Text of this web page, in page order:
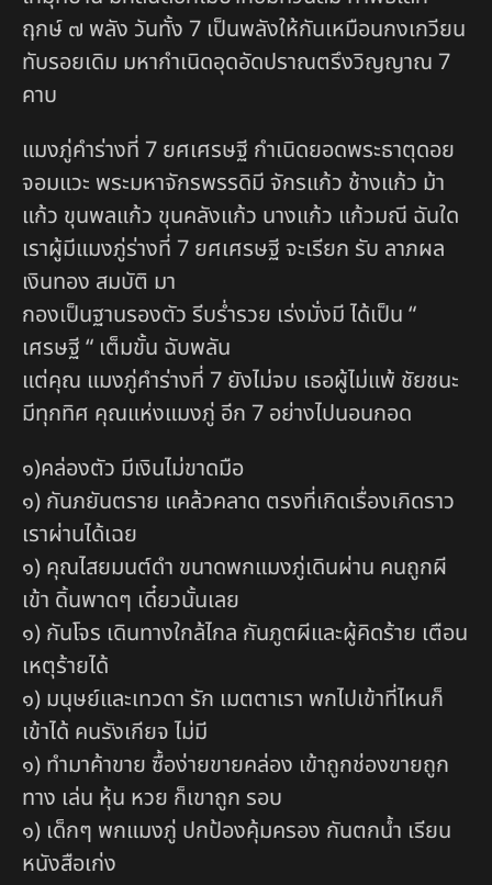
ฤกษ์ ๗ พลัง วันทั้ง 7 เป็นพลังให้กันเหมือนกงเกวียน
ทับรอยเดิม มหากำเนิดอุดอัดปราณตรึงวิญญาณ 7
คาบ
แมงภู่คำร่างที่ 7 ยศเศรษฐี กำเนิดยอดพระธาตุดอย
จอมแวะ พระมหาจักรพรรดิมี จักรแก้ว ช้างแก้ว ม้า
แก้ว ขุนพลแก้ว ขุนคลังแก้ว นางแก้ว แก้วมณี ฉันใด
เราผู้มีแมงภู่ร่างที่ 7 ยศเศรษฐี จะเรียก รับ ลาภผล
เงินทอง สมบัติ มา
กองเป็นฐานรองตัว รีบร่ำรวย เร่งมั่งมี ได้เป็น “
เศรษฐี “ เต็มขั้น ฉับพลัน
แต่คุณ แมงภู่คำร่างที่ 7 ยังไม่จบ เธอผู้ไม่แพ้ ชัยชนะ
มีทุกทิศ คุณแห่งแมงภู่ อีก 7 อย่างไปนอนกอด
๑)คล่องตัว มีเงินไม่ขาดมือ
๑) กันภยันตราย แคล้วคลาด ตรงที่เกิดเรื่องเกิดราว
เราผ่านได้เฉย
๑) คุณไสยมนต์ดำ ขนาดพกแมงภู่เดินผ่าน คนถูกผี
เข้า ดิ้นพาดๆ เดี๋ยวนั้นเลย
๑) กันโจร เดินทางใกล้ไกล กันภูตผีและผู้คิดร้าย เตือน
เหตุร้ายได้
๑) มนุษย์และเทวดา รัก เมตตาเรา พกไปเข้าที่ไหนก็
เข้าได้ คนรังเกียจ ไม่มี
๑) ทำมาค้าขาย ซื้อง่ายขายคล่อง เข้าถูกช่องขายถูก
ทาง เล่น หุ้น หวย ก็เขาถูก รอบ
๑) เด็กๆ พกแมงภู่ ปกป้องคุ้มครอง กันตกน้ำ เรียน
หนังสือเก่ง